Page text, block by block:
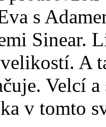
s
Sinear.
A
Velcí
v tomto